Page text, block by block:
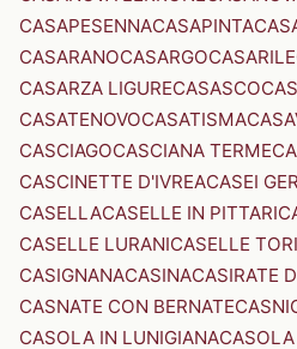
CASAPESENNACASAPINTA
CASARANOCASARGOCASARILE
CASARZA LIGURECASASCO
CASATENOVOCASATISMA
CASCIAGOCASCIANA TERME
CASCINETTE D'IVREACASEI
CASELLACASELLE IN PITTARI
CASELLE LURANICASELLE
CASIGNANACASINACASIRATE
CASNATE CON BERNATE
CASOLA IN LUNIGIANA